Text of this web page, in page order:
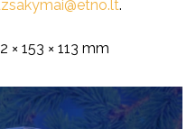
.
153 × 113 mm